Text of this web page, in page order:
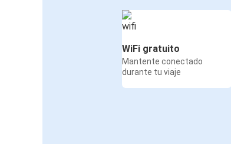
WiFi gratuito
Mantente conectado
durante tu viaje